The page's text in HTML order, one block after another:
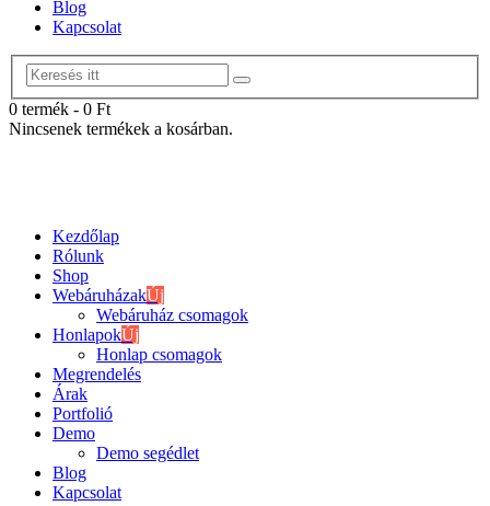
Blog
Kapcsolat
0 termék - 0 Ft
Nincsenek termékek a kosárban.
Kezdőlap
Rólunk
Shop
WebáruházakÚj
Webáruház csomagok
HonlapokÚj
Honlap csomagok
Megrendelés
Árak
Portfolió
Demo
Demo segédlet
Blog
Kapcsolat